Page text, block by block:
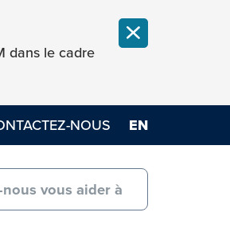
dans le cadre
FERMER LA
NOUS EN